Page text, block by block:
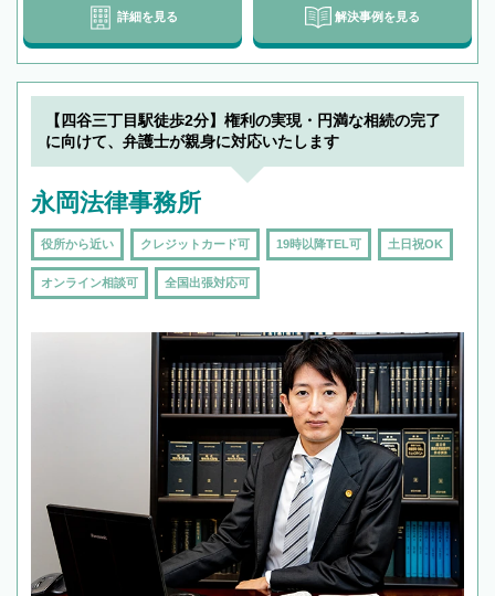
詳細を見る 解決事例を見る
【四谷三丁目駅徒歩2分】権利の実現・円満な相続の完了
に向けて、弁護士が親身に対応いたします
永岡法律事務所
役所から近い クレジットカード可 19時以降TEL可 土日祝OK
オンライン相談可 全国出張対応可